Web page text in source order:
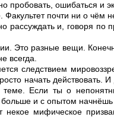
ошибаться и
почти ни о чём
и, говоря по
Это разные вещи.
всегда.
следствием
начать
Если ты о
и с опытом начнёшь
некое мифическое